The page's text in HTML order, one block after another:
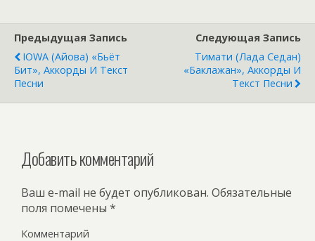
Предыдущая Запись
IOWA (Айова) «Бьёт
Бит», Аккорды И Текст
Песни
Следующая Запись
Тимати (Лада Седан)
«Баклажан», Аккорды И
Текст Песни
Добавить комментарий
Ваш e-mail не будет опубликован. Обязательные
поля помечены *
Комментарий